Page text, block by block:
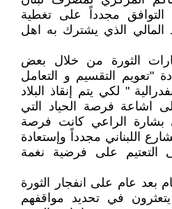
مجدداً على تغطية
المالي الذي يشترك به اهل
الثورة من خلال بعض
"تعويم التقسيم و التعامل
" لكي يتم إنقاذ البلاد
اشاعة فرصة الحياد التي
بشارة الراعي كانت فرصة
اللبناني مجدداً وإستعادة
التعتيم على فرضية نغمة
بعد عام على انفجار الثورة
يتعثرون في تحديد مواقفهم